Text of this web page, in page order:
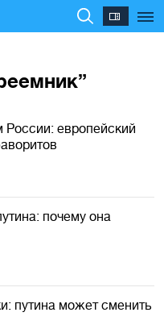
России: европейский
почему она
путина может сменить